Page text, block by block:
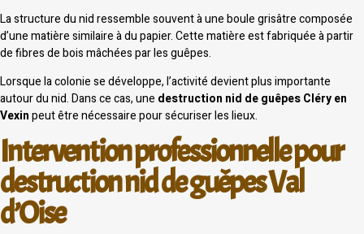
La structure du nid ressemble souvent à une boule grisâtre composée
d’une matière similaire à du papier. Cette matière est fabriquée à partir
de fibres de bois mâchées par les guêpes.
Lorsque la colonie se développe, l’activité devient plus importante
autour du nid. Dans ce cas, une destruction nid de guêpes Cléry en
Vexinpeut être nécessaire pour sécuriser les lieux.
Intervention professionnelle pour
destruction nid de guêpes Val
d’Oise